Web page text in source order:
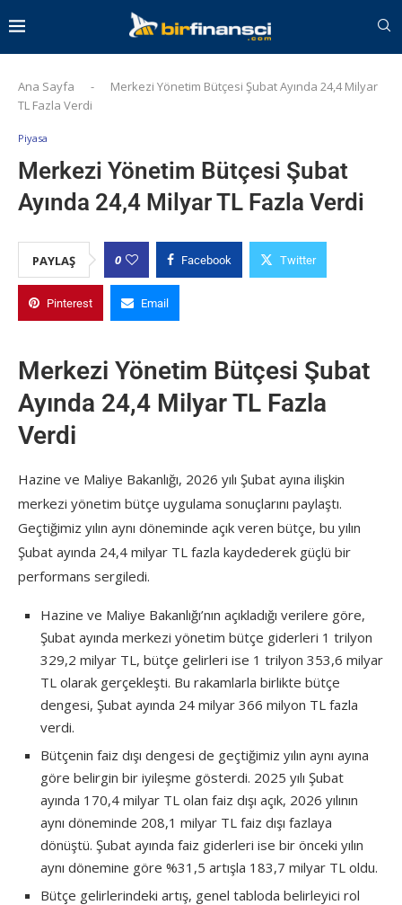
Ana Sayfa -
Merkezi Yönetim Bütçesi Şubat Ayında 24,4 Milyar
TL Fazla Verdi
Piyasa
Merkezi Yönetim Bütçesi Şubat
Ayında 24,4 Milyar TL Fazla Verdi
PAYLAŞ 0 Facebook Twitter
Pinterest Email
Merkezi Yönetim Bütçesi Şubat
Ayında 24,4 Milyar TL Fazla
Verdi
Hazine ve Maliye Bakanlığı, 2026 yılı Şubat ayına ilişkin
merkezi yönetim bütçe uygulama sonuçlarını paylaştı.
Geçtiğimiz yılın aynı döneminde açık veren bütçe, bu yılın
Şubat ayında 24,4 milyar TL fazla kaydederek güçlü bir
performans sergiledi.
Hazine ve Maliye Bakanlığı’nın açıkladığı verilere göre,
Şubat ayında merkezi yönetim bütçe giderleri 1 trilyon
329,2 milyar TL, bütçe gelirleri ise 1 trilyon 353,6 milyar
TL olarak gerçekleşti. Bu rakamlarla birlikte bütçe
dengesi, Şubat ayında 24 milyar 366 milyon TL fazla
verdi.
Bütçenin faiz dışı dengesi de geçtiğimiz yılın aynı ayına
göre belirgin bir iyileşme gösterdi. 2025 yılı Şubat
ayında 170,4 milyar TL olan faiz dışı açık, 2026 yılının
aynı döneminde 208,1 milyar TL faiz dışı fazlaya
dönüştü. Şubat ayında faiz giderleri ise bir önceki yılın
aynı dönemine göre %31,5 artışla 183,7 milyar TL oldu.
Bütçe gelirlerindeki artış, genel tabloda belirleyici rol